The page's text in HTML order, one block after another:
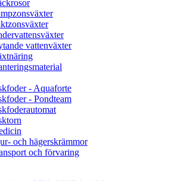
vattenväxter
- Aquaforte
- Pondteam
och hägerskrämmor
och förvaring